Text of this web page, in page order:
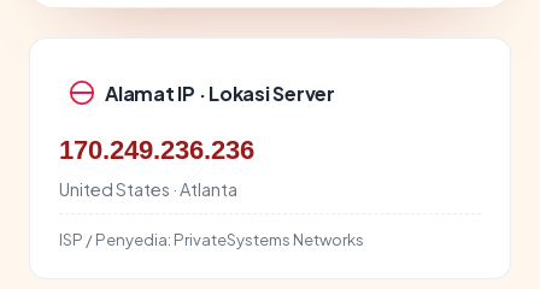
Alamat IP · Lokasi Server
170.249.236.236
United States · Atlanta
ISP / Penyedia: PrivateSystems Networks